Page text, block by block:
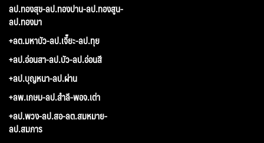
ลป.ทองสุข-ลป.ทองปาน-ลป.ทองสูน-
ลป.ทองมา
+ลต.มหาบัว-ลป.เจี๊ยะ-ลป.ทุย
+ลป.อ่อนสา-ลป.บัว-ลป.อ่อนสี
+ลป.บุญหนา-ลป.ผ่าน
+ลพ.เกษม-ลป.สำลี-พอจ.เต่า
+ลป.พวง-ลป.สอ-ลต.สมหมาย-
ลป.สมภาร